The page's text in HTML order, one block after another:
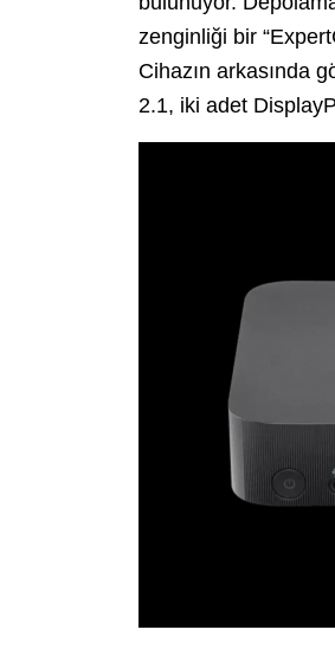
zenginliği bir
Cihazın arkasında
2.1, iki adet